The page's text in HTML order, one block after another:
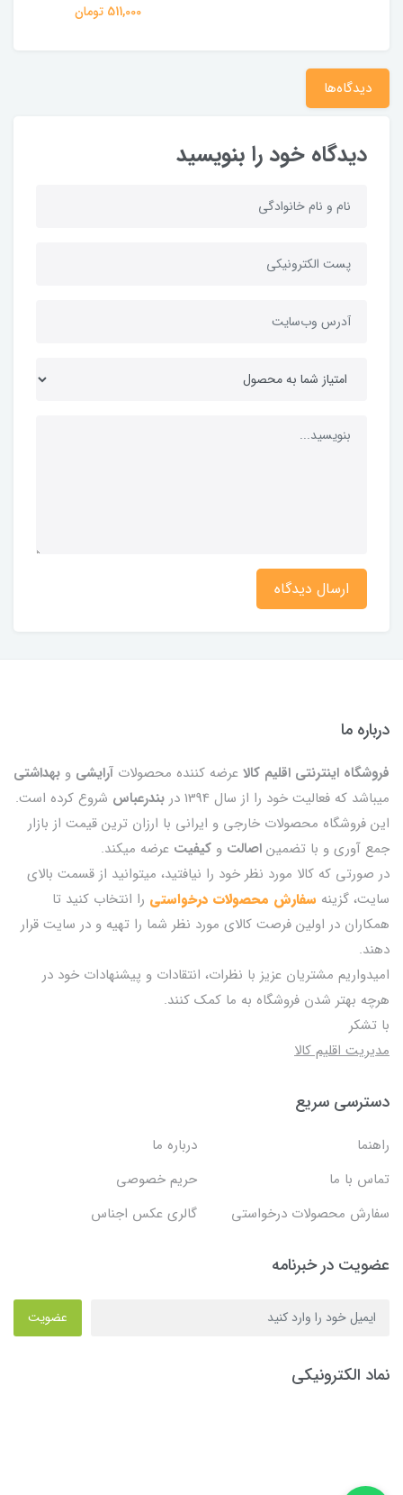
511,000 تومان
دیدگاه‌ها
دیدگاه خود را بنویسید
ارسال دیدگاه
درباره ما
فروشگاه اینترنتی اقلیم کالا عرضه کننده محصولات آرایشی و بهداشتی
میباشد که فعالیت خود را از سال 1394 در
بندرعباس شروع کرده است.
این فروشگاه محصولات خارجی و ایرانی با ارزان ترین قیمت از بازار
جمع آوری و با تضمین اصالت و کیفیت عرضه میکند.
در صورتی که کالا مورد نظر خود را نیافتید، میتوانید از قسمت بالای
سایت، گزینه سفارش محصولات درخواستی را انتخاب کنید تا
همکاران در اولین فرصت کالای مورد نظر شما را تهیه و در سایت قرار
دهند.
امیدواریم مشتریان عزیز با نظرات، انتقادات و پیشنهادات خود در
هرچه بهتر شدن فروشگاه به ما کمک کنند.
با تشکر
مدیریت اقلیم کالا
دسترسی سریع
راهنما
درباره ما
تماس با ما
حریم خصوصی
سفارش محصولات درخواستی
گالری عکس اجناس
عضویت در خبرنامه
عضویت
نماد الکترونیکی